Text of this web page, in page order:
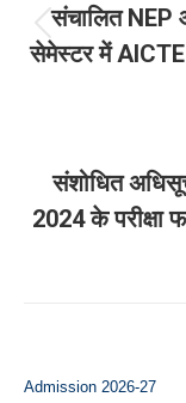
संचालित NEP
सेमेस्‍टर में
संशोधित
2024 के परीक्षा
Admission 2026-27